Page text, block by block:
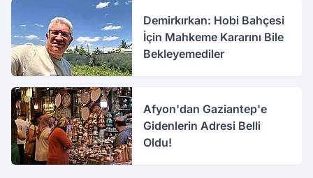
Demirkırkan: Hobi Bahçesi
İçin Mahkeme Kararını Bile
Bekleyemediler
Afyon'dan Gaziantep'e
Gidenlerin Adresi Belli
Oldu!